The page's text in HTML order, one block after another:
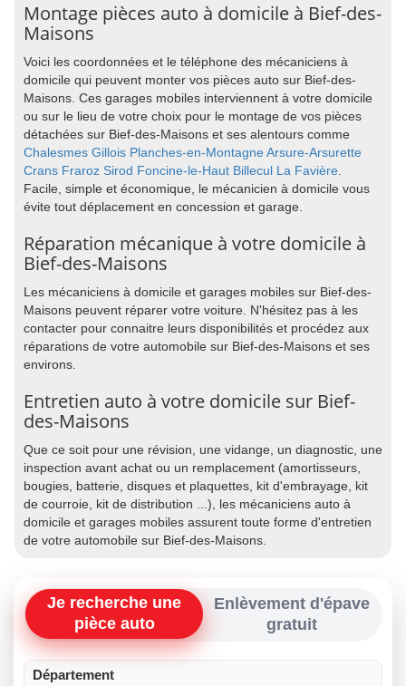
Montage pièces auto à domicile à Bief-des-
Maisons
Voici les coordonnées et le téléphone des mécaniciens à
domicile qui peuvent monter vos pièces auto sur Bief-des-
Maisons. Ces garages mobiles interviennent à votre domicile
ou sur le lieu de votre choix pour le montage de vos pièces
détachées sur Bief-des-Maisons et ses alentours comme
Chalesmes Gillois Planches-en-Montagne Arsure-Arsurette
Crans Fraroz Sirod Foncine-le-Haut Billecul La Favière.
Facile, simple et économique, le mécanicien à domicile vous
évite tout déplacement en concession et garage.
Réparation mécanique à votre domicile à
Bief-des-Maisons
Les mécaniciens à domicile et garages mobiles sur Bief-des-
Maisons peuvent réparer votre voiture. N'hésitez pas à les
contacter pour connaitre leurs disponibilités et procédez aux
réparations de votre automobile sur Bief-des-Maisons et ses
environs.
Entretien auto à votre domicile sur Bief-
des-Maisons
Que ce soit pour une révision, une vidange, un diagnostic, une
inspection avant achat ou un remplacement (amortisseurs,
bougies, batterie, disques et plaquettes, kit d'embrayage, kit
de courroie, kit de distribution ...), les mécaniciens auto à
domicile et garages mobiles assurent toute forme d'entretien
de votre automobile sur Bief-des-Maisons.
Je recherche une
pièce auto
Enlèvement d'épave
gratuit
Département